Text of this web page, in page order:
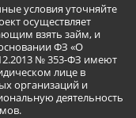
условия уточняйте
осуществляет
взять займ, и
ФЗ «О
№ 353-ФЗ имеют
лице в
организаций и
деятельность